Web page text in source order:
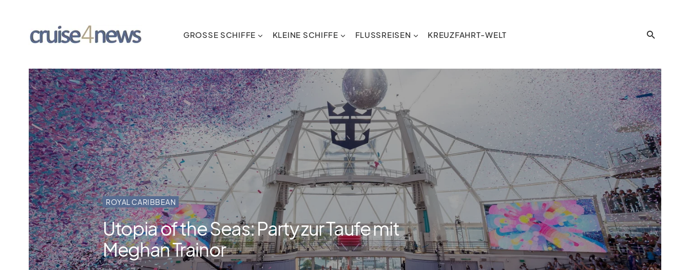
GROSSE SCHIFFE KLEINE SCHIFFE FLUSSREISEN KREUZFAHRT-WELT
ROYAL CARIBBEAN
Utopia of the Seas: Party zur Taufe mit
Meghan Trainor